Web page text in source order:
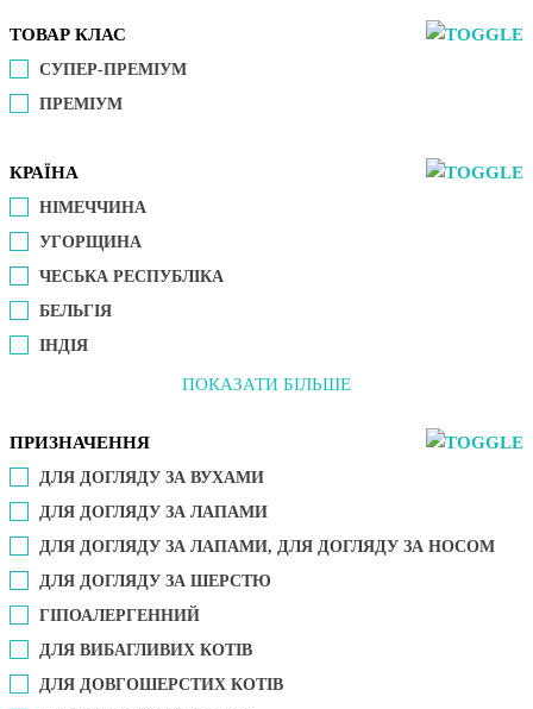
ТОВАР КЛАС
СУПЕР-ПРЕМІУМ
ПРЕМІУМ
КРАЇНА
НІМЕЧЧИНА
УГОРЩИНА
ЧЕСЬКА РЕСПУБЛІКА
БЕЛЬГІЯ
ІНДІЯ
ПОКАЗАТИ БІЛЬШЕ
ПРИЗНАЧЕННЯ
ДЛЯ ДОГЛЯДУ ЗА ВУХАМИ
ДЛЯ ДОГЛЯДУ ЗА ЛАПАМИ
ДЛЯ ДОГЛЯДУ ЗА ЛАПАМИ, ДЛЯ ДОГЛЯДУ ЗА НОСОМ
ДЛЯ ДОГЛЯДУ ЗА ШЕРСТЮ
ГІПОАЛЕРГЕННИЙ
ДЛЯ ВИБАГЛИВИХ КОТІВ
ДЛЯ ДОВГОШЕРСТИХ КОТІВ